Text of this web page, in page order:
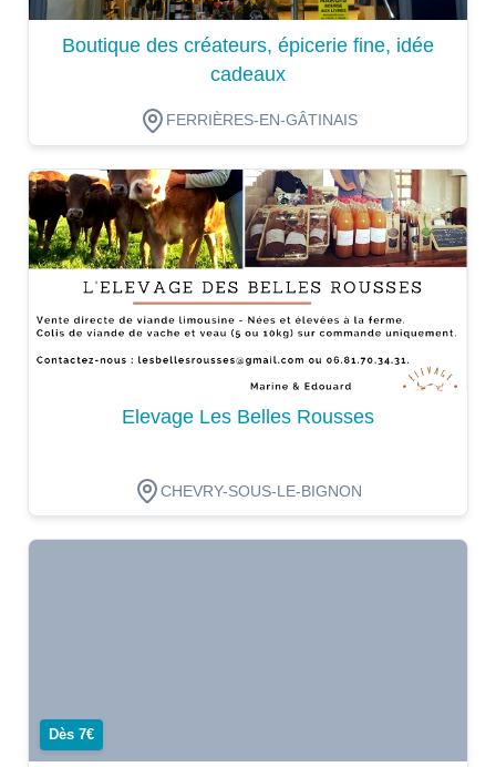
Boutique des créateurs, épicerie fine, idée
cadeaux
FERRIÈRES-EN-GÂTINAIS
Dégustation
Elevage Les Belles Rousses
CHEVRY-SOUS-LE-BIGNON
Dès 7€